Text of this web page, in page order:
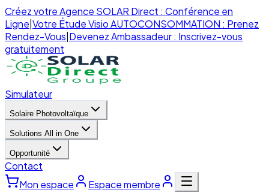
Créez votre Agence SOLAR Direct : Conférence en
Ligne Votre Étude Visio AUTOCONSOMMATION : Prenez
Rendez-Vous Devenez Ambassadeur : Inscrivez-vous
gratuitement
Simulateur
Solaire Photovoltaïque
Solutions All in One
Opportunité
Contact
Mon espace
Espace membre